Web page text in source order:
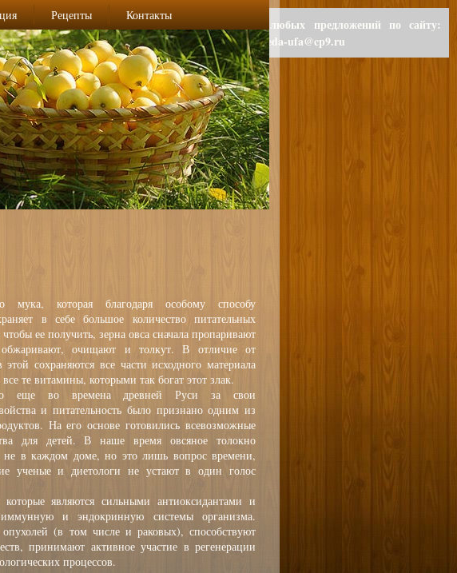
Рецепты Контакты
которая благодаря особому способу
в себе большое количество питательных
ее получить, зерна овса сначала пропаривают
очищают и толкут. В отличие от
сохраняются все части исходного материала
те витамины, которыми так богат этот злак.
еще во времена древней Руси за свои
и питательность было признано одним из
На его основе готовились всевозможные
для детей. В наше время овсяное толокно
не в каждом доме, но это лишь вопрос времени,
ученые и диетологи не устают в один голос
являются сильными антиоксидантами и
и эндокринную системы организма.
(в том числе и раковых), способствуют
принимают активное участие в регенерации
процессов.
Для любых предложений по сайту:
polzaeda-ufa@cp9.ru